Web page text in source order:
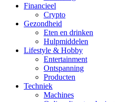
Financieel
Crypto
Gezondheid
Eten en drinken
Hulpmiddelen
Lifestyle & Hobby
Entertainment
Ontspanning
Producten
Techniek
Machines